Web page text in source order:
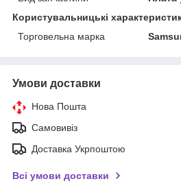
Користувальницькі
Торговельна марка
Умови доставки
Нова Пошта
Самовивіз
Доставка Укрпоштою
Всі умови доставки